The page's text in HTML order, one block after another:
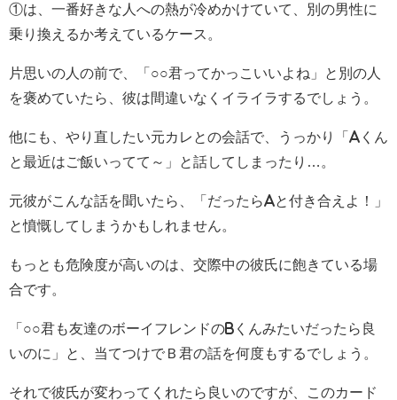
①は、一番好きな人への熱が冷めかけていて、別の男性に
乗り換えるか考えているケース。
片思いの人の前で、「○○君ってかっこいいよね」と別の人
を褒めていたら、彼は間違いなくイライラするでしょう。
他にも、やり直したい元カレとの会話で、うっかり「Aくん
と最近はご飯いってて～」と話してしまったり…。
元彼がこんな話を聞いたら、「だったらAと付き合えよ！」
と憤慨してしまうかもしれません。
もっとも危険度が高いのは、交際中の彼氏に飽きている場
合です。
「○○君も友達のボーイフレンドのBくんみたいだったら良
いのに」と、当てつけでＢ君の話を何度もするでしょう。
それで彼氏が変わってくれたら良いのですが、このカード